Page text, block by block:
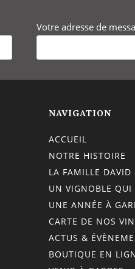
Votre adresse de
NAVIGATION
ACCUEIL
NOTRE HISTOIRE
LA FAMILLE DAVID
UN VIGNOBLE QUI
UNE ANNÉE À
CARTE DE NOS
ACTUS &
BOUTIQUE EN